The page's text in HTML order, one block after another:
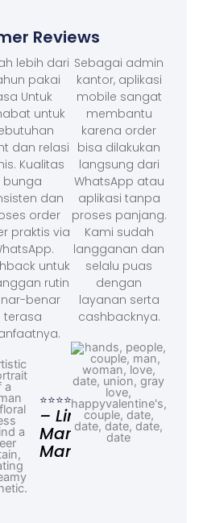
Reviews
lebih dari
pakai
Untuk
untuk
dan relasi
Kualitas
bunga
dan
order
praktis via
untuk
rutin
benar
terasa
⭐⭐⭐⭐⭐
– Linda,
Marketing
Manager
Sebagai admin
kantor, aplikasi
mobile sangat
membantu
karena order
bisa dilakukan
langsung dari
WhatsApp atau
aplikasi tanpa
proses panjang.
Kami sudah
langganan dan
selalu puas
dengan
layanan serta
cashbacknya.